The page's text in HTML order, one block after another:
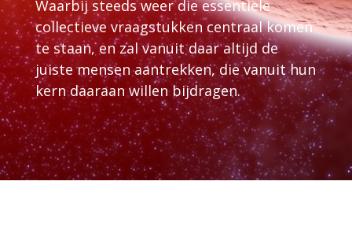
Waarbij steeds weer die essentiële
collectieve vraagstukken centraal komen
te staan, en zal vanuit daar altijd de
juiste mensen aantrekken, die vanuit hun
kern daaraan willen bijdragen.